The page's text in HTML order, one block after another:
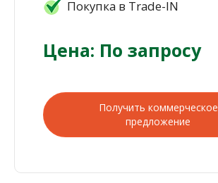
Покупка в Trade-IN
Цена: По запросу
Получить коммерческое
предложение